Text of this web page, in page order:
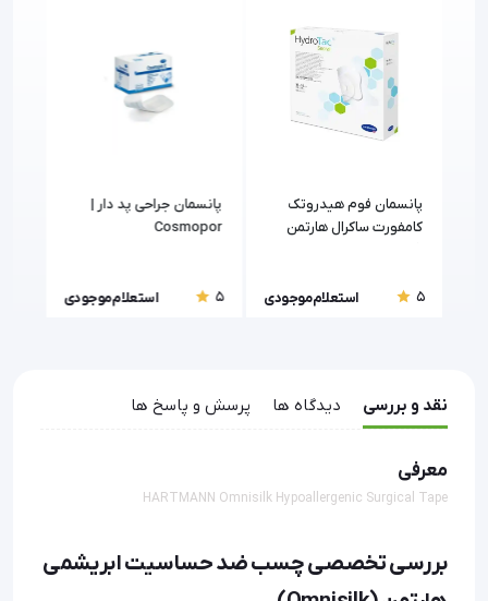
پانسمان فوم هیدروتک
کامفورت ساکرال هارتمن
5
استعلام موجودی
پانسمان جراحی پد دار |
Cosmopor
5 استعلام موجودی
نقد و بررسی دیدگاه ها پرسش و پاسخ ها
معرفی
HARTMANN Omnisilk Hypoallergenic Surgical Tape
بررسی تخصصی چسب ضد حساسیت ابریشمی